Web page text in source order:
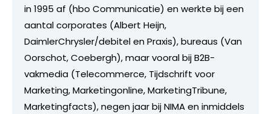
in 1995 af (hbo Communicatie) en werkte bij een
aantal corporates (Albert Heijn,
DaimlerChrysler/debitel en Praxis), bureaus (Van
Oorschot, Coebergh), maar vooral bij B2B-
vakmedia (Telecommerce, Tijdschrift voor
Marketing, Marketingonline, MarketingTribune,
Marketingfacts), negen jaar bij NIMA en inmiddels